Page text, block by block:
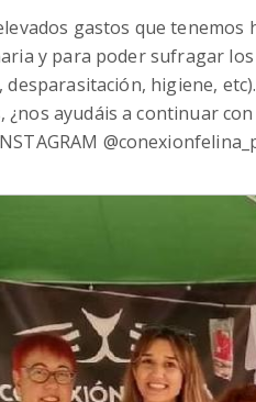
gastos que
y para poder sufragar
higiene,
¿nos ayudáis a continuar